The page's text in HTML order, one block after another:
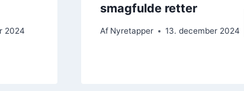
2024
smagfulde retter
Af Nyretapper 13. december 2024